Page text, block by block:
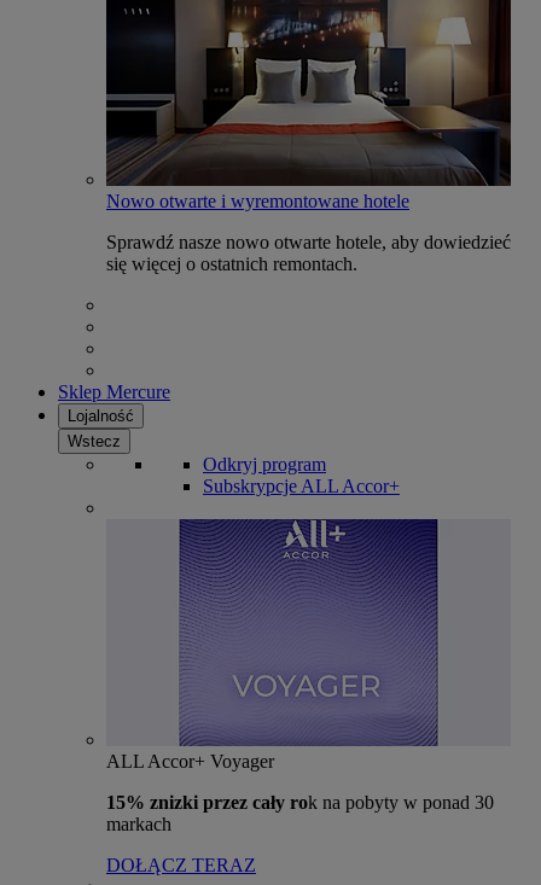
Nowo otwarte i wyremontowane hotele
Sprawdź nasze nowo otwarte hotele, aby dowiedzieć
się więcej o ostatnich remontach.
Sklep Mercure
Lojalność
Wstecz
Odkryj program
Subskrypcje ALL Accor+
ALL Accor+ Voyager
15% znizki przez cały rok na pobyty w ponad 30
markach
DOŁĄCZ TERAZ